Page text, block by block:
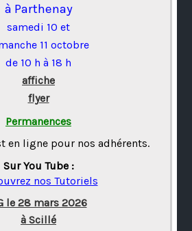
à Parthenay
samedi 10 et
11 octobre
de 10 h à 18 h
affiche
flyer
Permanences
en ligne pour nos adhérents.
Sur You Tube :
nos Tutoriels
le 28 mars 2026
à Scillé